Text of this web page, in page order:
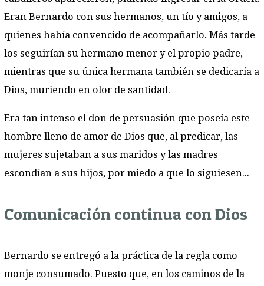
Eran Bernardo con sus hermanos, un tío y amigos, a
quienes había convencido de acompañarlo. Más tarde
los seguirían su hermano menor y el propio padre,
mientras que su única hermana también se dedicaría a
Dios, muriendo en olor de santidad.
Era tan intenso el don de persuasión que poseía este
hombre lleno de amor de Dios que, al predicar, las
mujeres sujetaban a sus maridos y las madres
escondían a sus hijos, por miedo a que lo siguiesen...
Comunicación continua con Dios
Bernardo se entregó a la práctica de la regla como
monje consumado. Puesto que, en los caminos de la